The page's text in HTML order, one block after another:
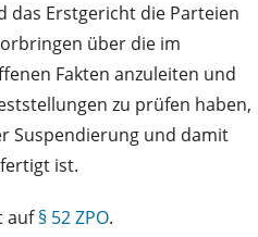
das Erstgericht die Parteien
über die im
Fakten anzuleiten und
zu prüfen haben,
Suspendierung und damit
ist.
auf§ 52 ZPO.